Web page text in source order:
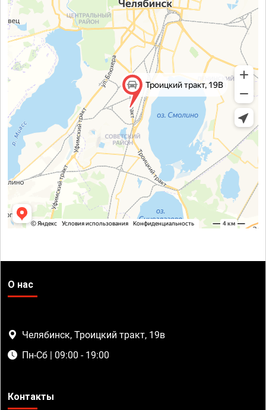
О нас
Челябинск, Троицкий тракт, 19в
Пн-Сб | 09:00 - 19:00
Контакты